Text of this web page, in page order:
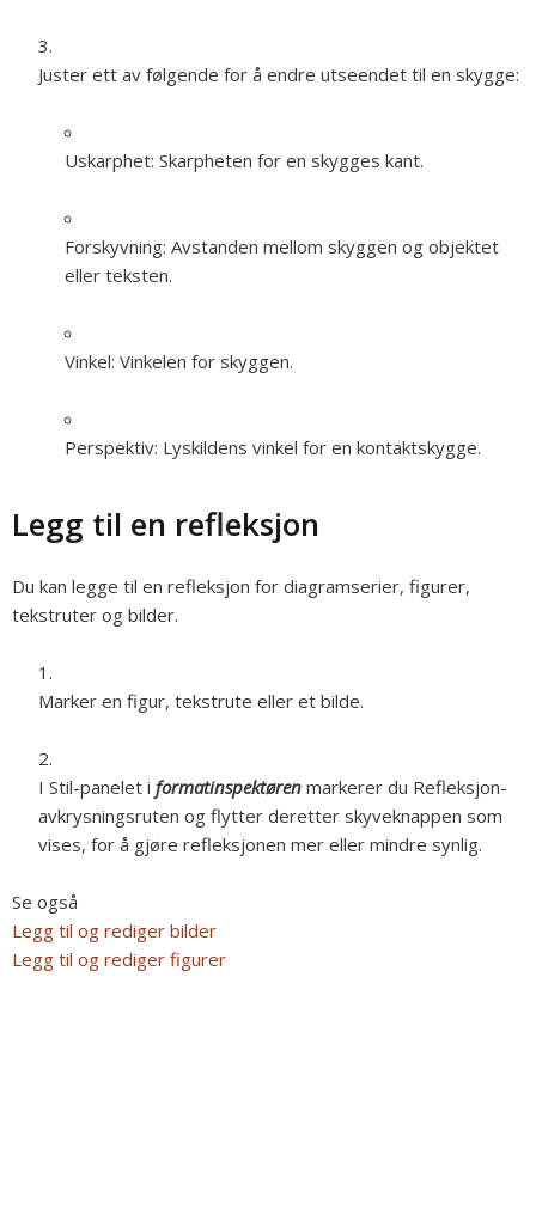
Juster ett av følgende for å endre utseendet til en skygge:
Uskarphet: Skarpheten for en skygges kant.
Forskyvning: Avstanden mellom skyggen og objektet
eller teksten.
Vinkel: Vinkelen for skyggen.
Perspektiv: Lyskildens vinkel for en kontaktskygge.
Legg til en refleksjon
Du kan legge til en refleksjon for diagramserier, figurer,
tekstruter og bilder.
Marker en figur, tekstrute eller et bilde.
I Stil-panelet i formatinspektøren markerer du Refleksjon-
avkrysningsruten og flytter deretter skyveknappen som
vises, for å gjøre refleksjonen mer eller mindre synlig.
Se også
Legg til og rediger bilder
Legg til og rediger figurer